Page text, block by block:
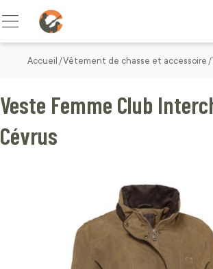
Allez au contenu
Basculer la navigation
Accueil Vêtement de chasse et accessoire
Veste Femme Club
Cévrus